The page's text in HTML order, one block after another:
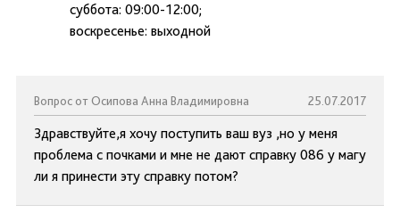
суббота: 09:00-12:00;
воскресенье: выходной
Вопрос от Осипова Анна Владимировна 25.07.2017
Здравствуйте,я хочу поступить ваш вуз ,но у меня
проблема с почками и мне не дают справку 086 у магу
ли я принести эту справку потом?